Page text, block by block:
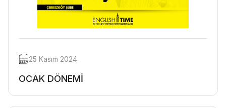
25 Kasım 2024
OCAK DÖNEMİ